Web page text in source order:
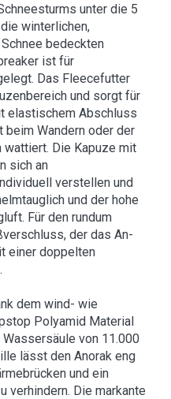
unter die 5
winterlichen,
bedeckten
ist für
Das Fleecefutter
und sorgt für
elastischem Abschluss
Wandern oder der
Die Kapuze mit
sich an
verstellen und
und der hohe
Für den rundum
der das An-
einer doppelten
dem wind- wie
Polyamid Material
von 11.000
lässt den Anorak eng
und ein
verhindern. Die markante